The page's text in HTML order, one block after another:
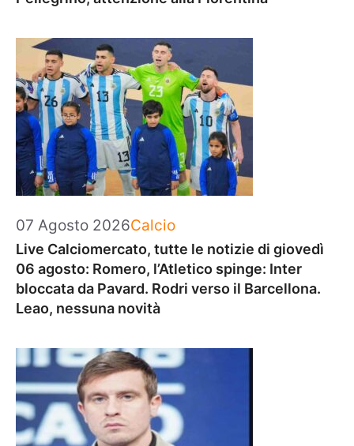
07 Agosto 2026Categorie
Calcio
Live Calciomercato, tutte le notizie di giovedì
06 agosto: Romero, l’Atletico spinge: Inter
bloccata da Pavard. Rodri verso il Barcellona.
Leao, nessuna novità